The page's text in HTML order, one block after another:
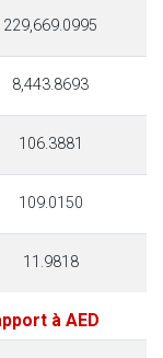
229,669.0995
8,443.8693
106.3881
109.0150
11.9818
à AED